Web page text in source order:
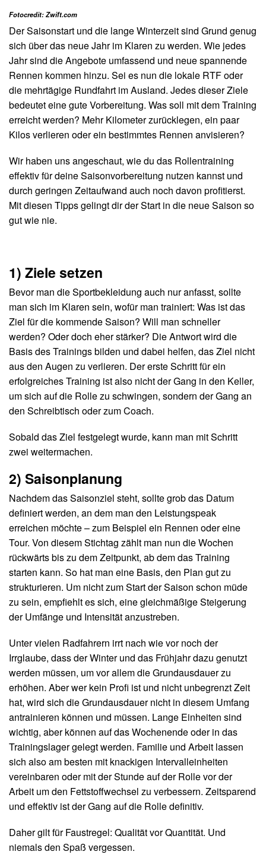
Fotocredit: Zwift.com
Der Saisonstart und die lange Winterzeit sind Grund genug
sich über das neue Jahr im Klaren zu werden. Wie jedes
Jahr sind die Angebote umfassend und neue spannende
Rennen kommen hinzu. Sei es nun die lokale RTF oder
die mehrtägige Rundfahrt im Ausland. Jedes dieser Ziele
bedeutet eine gute Vorbereitung. Was soll mit dem Training
erreicht werden? Mehr Kilometer zurücklegen, ein paar
Kilos verlieren oder ein bestimmtes Rennen anvisieren?
Wir haben uns angeschaut, wie du das Rollentraining
effektiv für deine Saisonvorbereitung nutzen kannst und
durch geringen Zeitaufwand auch noch davon profitierst.
Mit diesen Tipps gelingt dir der Start in die neue Saison so
gut wie nie.
1) Ziele setzen
Bevor man die Sportbekleidung auch nur anfasst, sollte
man sich im Klaren sein, wofür man trainiert: Was ist das
Ziel für die kommende Saison? Will man schneller
werden? Oder doch eher stärker? Die Antwort wird die
Basis des Trainings bilden und dabei helfen, das Ziel nicht
aus den Augen zu verlieren. Der erste Schritt für ein
erfolgreiches Training ist also nicht der Gang in den Keller,
um sich auf die Rolle zu schwingen, sondern der Gang an
den Schreibtisch oder zum Coach.
Sobald das Ziel festgelegt wurde, kann man mit Schritt
zwei weitermachen.
2) Saisonplanung
Nachdem das Saisonziel steht, sollte grob das Datum
definiert werden, an dem man den Leistungspeak
erreichen möchte – zum Beispiel ein Rennen oder eine
Tour. Von diesem Stichtag zählt man nun die Wochen
rückwärts bis zu dem Zeitpunkt, ab dem das Training
starten kann. So hat man eine Basis, den Plan gut zu
strukturieren. Um nicht zum Start der Saison schon müde
zu sein, empfiehlt es sich, eine gleichmäßige Steigerung
der Umfänge und Intensität anzustreben.
Unter vielen Radfahrern irrt nach wie vor noch der
Irrglaube, dass der Winter und das Frühjahr dazu genutzt
werden müssen, um vor allem die Grundausdauer zu
erhöhen. Aber wer kein Profi ist und nicht unbegrenzt Zeit
hat, wird sich die Grundausdauer nicht in diesem Umfang
antrainieren können und müssen. Lange Einheiten sind
wichtig, aber können auf das Wochenende oder in das
Trainingslager gelegt werden. Familie und Arbeit lassen
sich also am besten mit knackigen Intervalleinheiten
vereinbaren oder mit der Stunde auf der Rolle vor der
Arbeit um den Fettstoffwechsel zu verbessern. Zeitsparend
und effektiv ist der Gang auf die Rolle definitiv.
Daher gilt für Faustregel: Qualität vor Quantität. Und
niemals den Spaß vergessen.